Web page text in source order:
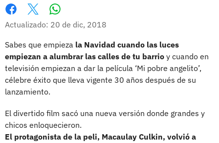
Facebook
X Whatsapp
Actualizado: 20 de dic, 2018
Sabes que empieza la Navidad cuando las luces
empiezan a alumbrar las calles de tu barrio y cuando en
televisión empiezan a dar la película ‘Mi pobre angelito’,
célebre éxito que lleva vigente 30 años después de su
lanzamiento.
El divertido film sacó una nueva versión donde grandes y
chicos enloquecieron.
El protagonista de la peli, Macaulay Culkin, volvió a